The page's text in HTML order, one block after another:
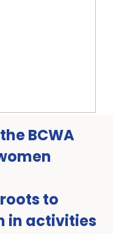
BCWA
to
in activities